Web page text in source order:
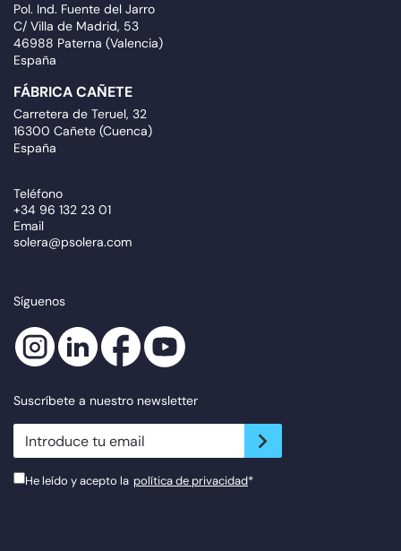
Pol. Ind. Fuente del Jarro
C/ Villa de Madrid, 53
46988 Paterna (Valencia)
España
FÁBRICA CAÑETE
Carretera de Teruel, 32
16300 Cañete (Cuenca)
España
Teléfono
+34 96 132 23 01
Email
solera@psolera.com
Síguenos
Suscríbete a nuestro newsletter
newsletter.suscribe
He leído y acepto la política de privacidad*